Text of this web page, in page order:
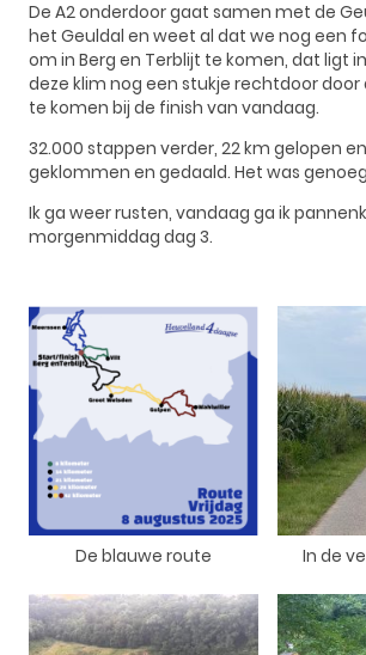
De A2 onderdoor gaat samen met de
het Geuldal en weet al dat we nog een
om in Berg en Terblijt te komen, dat ligt
deze klim nog een stukje rechtdoor
te komen bij de finish van vandaag.
32.000 stappen verder, 22 km gelopen
geklommen en gedaald. Het was
Ik ga weer rusten, vandaag ga ik
morgenmiddag dag 3.
De blauwe route In de